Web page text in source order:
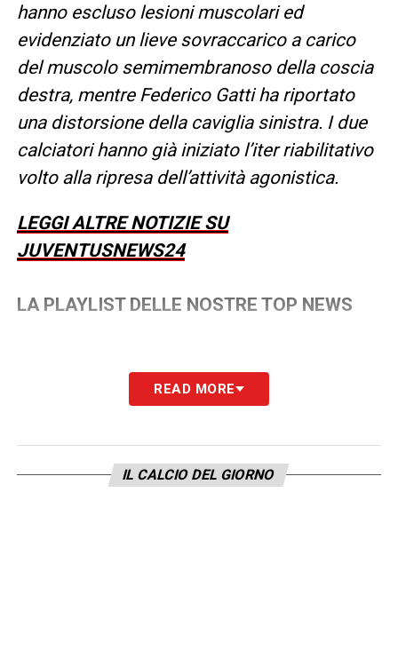
hanno escluso lesioni muscolari ed
evidenziato un lieve sovraccarico a carico
del muscolo semimembranoso della coscia
destra, mentre Federico Gatti ha riportato
una distorsione della caviglia sinistra. I due
calciatori hanno già iniziato l’iter riabilitativo
volto alla ripresa dell’attività agonistica.
LEGGI ALTRE NOTIZIE SU
JUVENTUSNEWS24
LA PLAYLIST DELLE NOSTRE TOP NEWS
READ MORE
IL CALCIO DEL GIORNO